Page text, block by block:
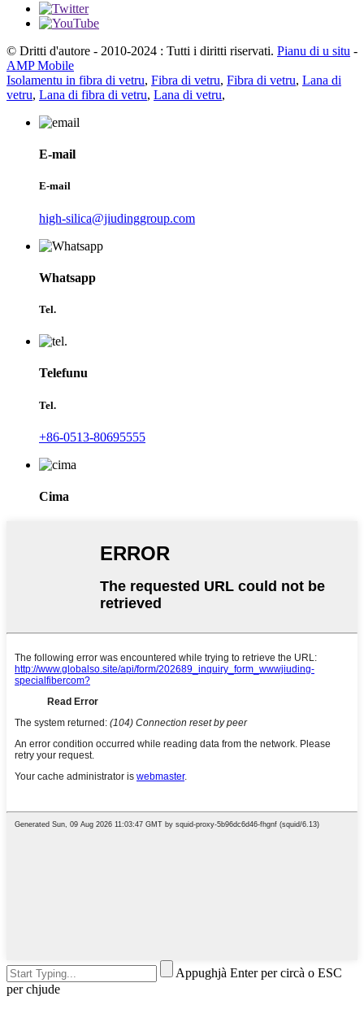
© Dritti d'autore - 2010-2024 : Tutti i diritti riservati. Pianu di u situ -
AMP Mobile
Isolamentu in fibra di vetru, Fibra di vetru, Fibra di vetru, Lana di
vetru, Lana di fibra di vetru, Lana di vetru,
E-mail
E-mail
high-silica@jiudinggroup.com
Whatsapp
Tel.
Telefunu
Tel.
+86-0513-80695555
Cima
Appughjà Enter per circà o ESC
per chjude